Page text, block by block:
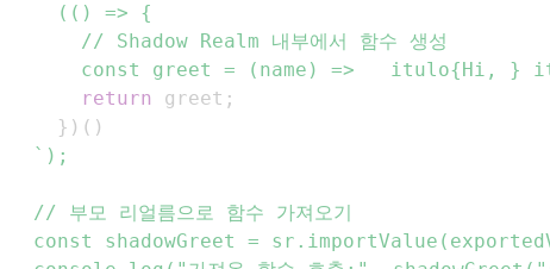
return
greet ;
} ) ( )
`